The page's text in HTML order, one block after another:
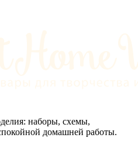
наборы, схемы,
домашней работы.